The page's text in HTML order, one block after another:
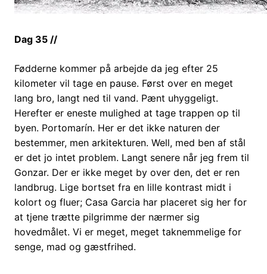
Dag 35 //
Fødderne kommer på arbejde da jeg efter 25
kilometer vil tage en pause. Først over en meget
lang bro, langt ned til vand. Pænt uhyggeligt.
Herefter er eneste mulighed at tage trappen op til
byen. Portomarín. Her er det ikke naturen der
bestemmer, men arkitekturen. Well, med ben af stål
er det jo intet problem. Langt senere når jeg frem til
Gonzar. Der er ikke meget by over den, det er ren
landbrug. Lige bortset fra en lille kontrast midt i
kolort og fluer; Casa Garcia har placeret sig her for
at tjene trætte pilgrimme der nærmer sig
hovedmålet. Vi er meget, meget taknemmelige for
senge, mad og gæstfrihed.